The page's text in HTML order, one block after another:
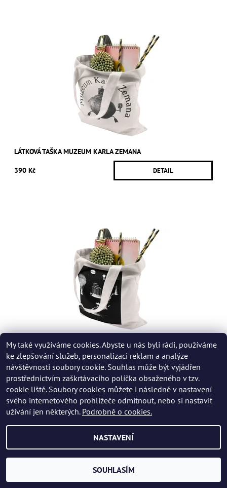
LÁTKOVÁ TAŠKA MUZEUM KARLA ZEMANA
390 Kč DETAIL
LÁTKOVÁ TAŠKA VYNÁLEZ ZKÁZY
390 Kč
My také využíváme cookies. Abyste u nás byli rádi, používáme
ke zlepšování služeb, personalizaci reklam a analýze
návštěvnosti soubory cookie. Souhlas může být vyjádřen
prostřednictvím zaškrtávacího políčka obsaženého v tzv.
cookie liště. Soubory cookies můžete i následně v nastavení
svého internetového prohlížeče odmítnout, nebo si nastavit
užívání jen některých. Podrobně o cookies.
NASTAVENÍ
SOUHLASÍM